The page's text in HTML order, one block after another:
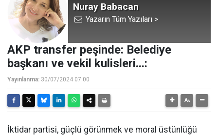
Nuray Babacan
Yazarın Tüm Yazıları >
AKP transfer peşinde: Belediye
başkanı ve vekil kulisleri...:
Yayınlanma: 30/07/2024 07:00
İktidar partisi, güçlü görünmek ve moral üstünlüğü